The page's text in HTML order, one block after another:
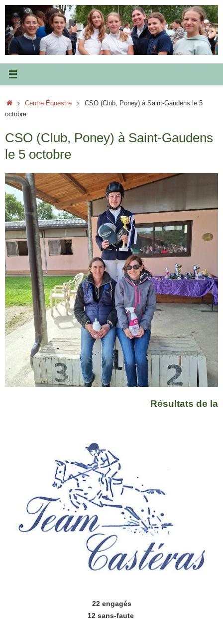
Passer
contenu
Accueil
Centre Équestre
CSO (Club, Poney) à Saint-Gaudens le 5
octobre
CSO (Club, Poney) à Saint-Gaudens
le 5 octobre
Résultats de la
22 engagés
12 sans-faute